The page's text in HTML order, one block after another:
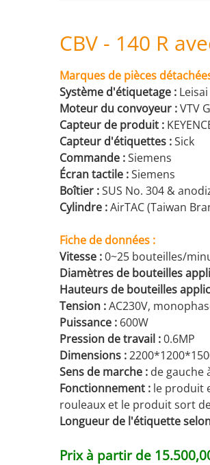
CBV - 140 R
Marques de pièces
Système d'étiquetage :
Moteur du convoyeur :VTV
Capteur de produit :
Capteur d'étiquettes :Sick
Commande :Siemens
Écran tactile :Siemens
Boîtier :SUS No. 304 &
Cylindre :AirTAC (Taiwan
Fiche de données :
Vitesse :0~25 bouteilles/
Diamètres de bouteilles
Hauteurs de bouteilles
Tension :AC230V,
Puissance : 600W
Pression de travail :0.6MP
Dimensions :
Sens de marche : de gauche
Fonctionnement : le produit
rouleaux et le produit sort
Longueur de l'étiquette
Prix à partir de